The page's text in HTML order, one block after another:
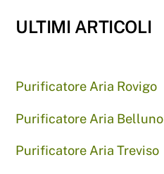
ULTIMI ARTICOLI
Purificatore Aria Rovigo
Purificatore Aria Belluno
Purificatore Aria Treviso